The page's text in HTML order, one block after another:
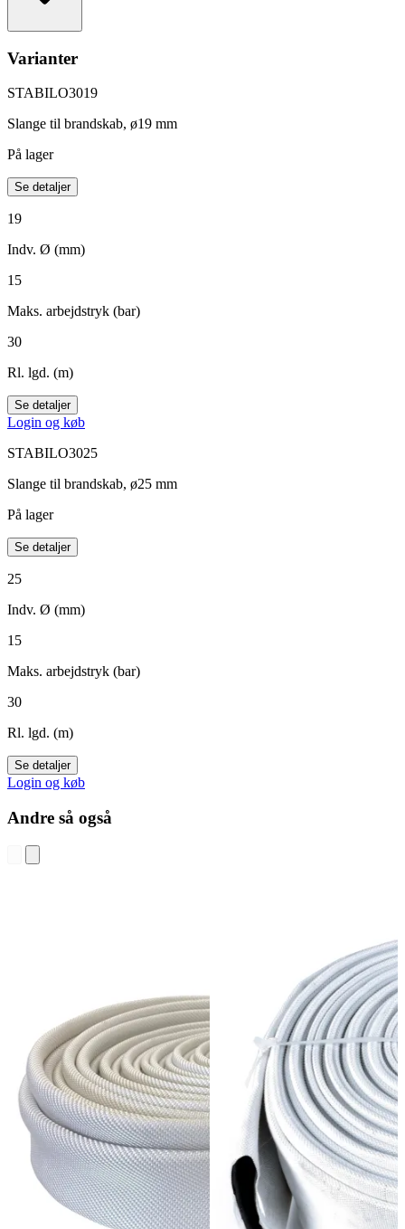
Varianter
STABILO3019
Slange til brandskab, ø19 mm
På lager
Se detaljer
19
Indv. Ø (mm)
15
Maks. arbejdstryk (bar)
30
Rl. lgd. (m)
Se detaljer
Login og køb
STABILO3025
Slange til brandskab, ø25 mm
På lager
Se detaljer
25
Indv. Ø (mm)
15
Maks. arbejdstryk (bar)
30
Rl. lgd. (m)
Se detaljer
Login og køb
Andre så også